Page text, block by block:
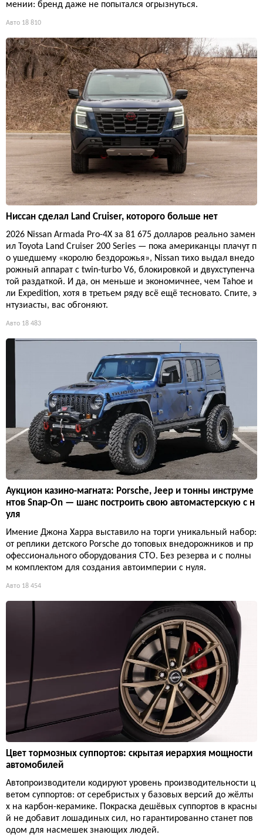
мении: бренд даже не попытался огрызнуться.
Авто 18 810
Ниссан сделал Land Cruiser, которого больше нет
2026 Nissan Armada Pro-4X за 81 675 долларов реально замен
ил Toyota Land Cruiser 200 Series — пока американцы плачут п
о ушедшему «королю бездорожья», Nissan тихо выдал внедо
рожный аппарат с twin-turbo V6, блокировкой и двухступенча
той раздаткой. И да, он меньше и экономичнее, чем Tahoe и
ли Expedition, хотя в третьем ряду всё ещё тесновато. Спите, э
нтузиасты, вас обгоняют.
Авто 18 483
Аукцион казино-магната: Porsche, Jeep и тонны инструме
нтов Snap-On — шанс построить свою автомастерскую с н
уля
Имение Джона Харра выставило на торги уникальный набор:
от реплики детского Porsche до топовых внедорожников и пр
офессионального оборудования СТО. Без резерва и с полны
м комплектом для создания автоимперии с нуля.
Авто 18 454
Цвет тормозных суппортов: скрытая иерархия мощности
автомобилей
Автопроизводители кодируют уровень производительности ц
ветом суппортов: от серебристых у базовых версий до жёлты
х на карбон-керамике. Покраска дешёвых суппортов в красны
й не добавит лошадиных сил, но гарантированно станет пов
одом для насмешек знающих людей.